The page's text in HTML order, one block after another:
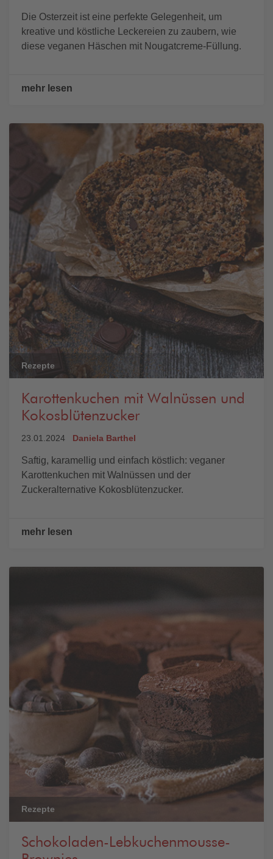
Die Osterzeit ist eine perfekte Gelegenheit, um
kreative und köstliche Leckereien zu zaubern, wie
diese veganen Häschen mit Nougatcreme-Füllung.
mehr lesen
Rezepte
Karottenkuchen mit Walnüssen und
Kokosblütenzucker
23.01.2024 Daniela Barthel
Saftig, karamellig und einfach köstlich: veganer
Karottenkuchen mit Walnüssen und der
Zuckeralternative Kokosblütenzucker.
mehr lesen
Rezepte
Schokoladen-Lebkuchenmousse-